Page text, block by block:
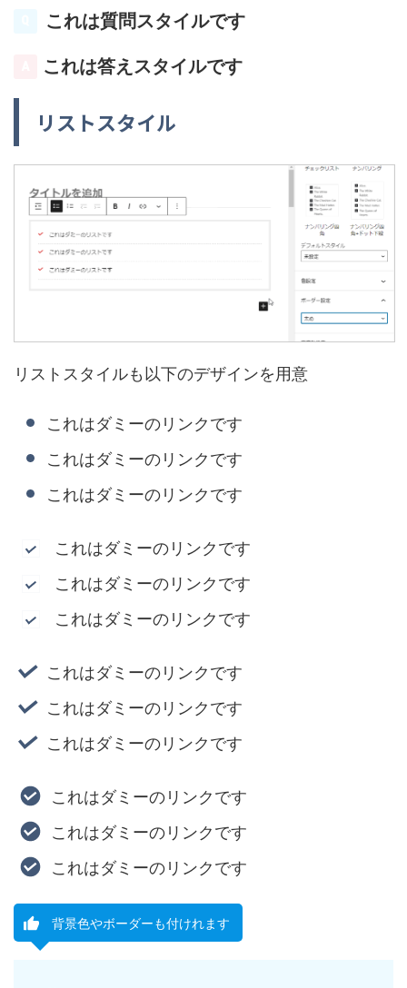
これは質問スタイルです
これは答えスタイルです
リストスタイル
リストスタイルも以下のデザインを用意
これはダミーのリンクです
これはダミーのリンクです
これはダミーのリンクです
これはダミーのリンクです
これはダミーのリンクです
これはダミーのリンクです
これはダミーのリンクです
これはダミーのリンクです
これはダミーのリンクです
これはダミーのリンクです
これはダミーのリンクです
これはダミーのリンクです
背景色やボーダーも付けれます